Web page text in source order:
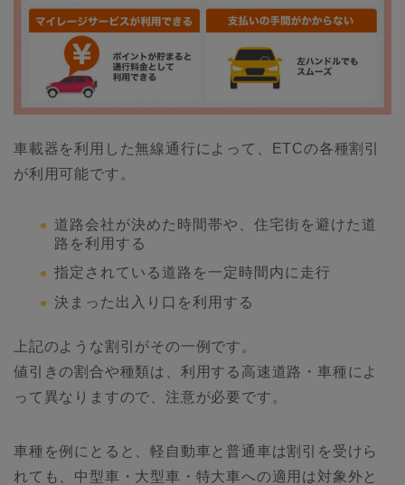
車載器を利用した無線通行によって、ETCの各種割引
が利用可能です。
道路会社が決めた時間帯や、住宅街を避けた道
路を利用する
指定されている道路を一定時間内に走行
決まった出入り口を利用する
上記のような割引がその一例です。
値引きの割合や種類は、利用する高速道路・車種によ
って異なりますので、注意が必要です。
車種を例にとると、軽自動車と普通車は割引を受けら
れても、中型車・大型車・特大車への適用は対象外と